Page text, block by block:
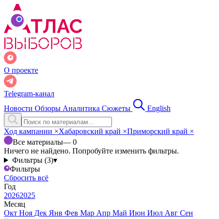
О проекте
Telegram-канал
Новости Обзоры Аналитика Сюжеты English
Ход кампании ×Хабаровский край ×Приморский край ×
Все материалы— 0
Ничего не найдено. Попробуйте изменить фильтры.
Фильтры (3)▾
Фильтры
Сбросить всё
Год
20262025
Месяц
Окт Ноя Дек Янв Фев Мар Апр Май Июн Июл Авг Сен